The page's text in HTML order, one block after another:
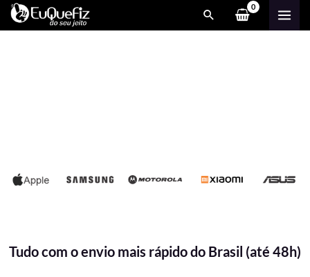
Tudo com o envio mais rápido do Brasil (até 48h)